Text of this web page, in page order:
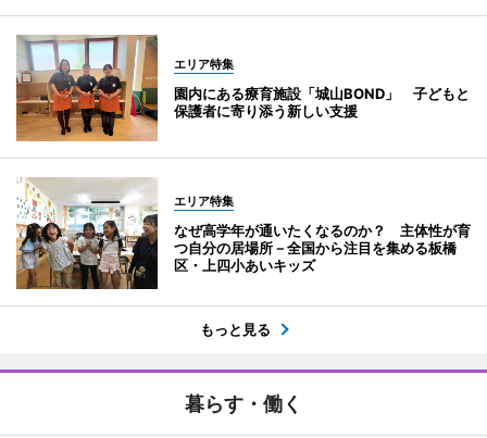
エリア特集
園内にある療育施設「城山BOND」 子どもと
保護者に寄り添う新しい支援
エリア特集
なぜ高学年が通いたくなるのか？ 主体性が育
つ自分の居場所－全国から注目を集める板橋
区・上四小あいキッズ
もっと見る
暮らす・働く